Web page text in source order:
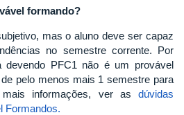
formando?
mas o aluno deve ser capaz
no semestre corrente. Por
devendo PFC1 não é um provável
pelo menos mais 1 semestre para
informações, ver as dúvidas
Formandos.